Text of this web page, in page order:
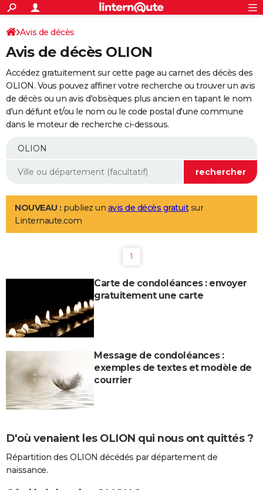
ACTUALITÉS
Politique
Société
Faits Divers
Education
Monde
Villes
+
SPORT
Coupe du monde 2026
Football
Tennis
Cyclisme
Rugby
Forum
Programme TV
TNT
Streaming
Cinéma
Sorties cinéma
Musique
+
FINANCE
Retraite
Impôts
Epargne
Immobilier
Risques naturels par ville
Banque
Assurance
Crédit
AUTO
Essais
Réserver un essai
Citadines
Berlines
SUV
Forum auto
+
Mobiles
Meilleur smartphone
Internet
Ordinateurs
Jeux vidéo
Guide high-tech
Aménagement intérieur
LIFESTYLE
Art de vivre
Bien-être
Loisirs
Mode
Modes de vie
PHOTO
BONS PLANS
Carte de Noël
Carte Bonne année
Carte Saint-Valentin
Carte Pâques
Carte d'anniversaire
DICTIONNAIRE
Dictionnaire
Biographies
Citations
Expressions
Proverbes
PROGRAMME TV
S'inscrire
Se connecter
Lycées
Collèges
Primaires
Universités
Entreprises
Service militaire
Avis de recherche
AVIS DE DÉCÈS
FORUM
Bricolage
Lifestyle
Culture
Sport
Auto
Television
Voyage
Cinema
Avis de décès
Avis de décès OLION
Accédez gratuitement sur cette page au carnet des décès des
OLION. Vous pouvez affiner votre recherche ou trouver un avis
de décès ou un avis d'obsèques plus ancien en tapant le nom
d'un défunt et/ou le nom ou le code postal d'une commune
dans le moteur de recherche ci-dessous.
NOUVEAU : publiez un avis de décès gratuitsur
Linternaute.com
1
Carte de condoléances : envoyer
gratuitement une carte
Message de condoléances :
exemples de textes et modèle de
courrier
D'où venaient les OLION qui nous ont quittés ?
Répartition des OLION décédés par département de
naissance.